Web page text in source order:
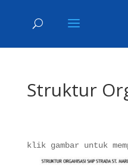
Struktur
klik gambar untuk